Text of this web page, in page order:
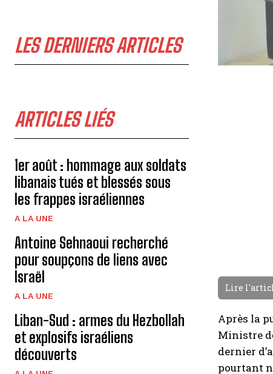
LES DERNIERS ARTICLES
ARTICLES LIÉS
1er août : hommage aux soldats
libanais tués et blessés sous
les frappes israéliennes
A LA UNE
Antoine Sehnaoui recherché
pour soupçons de liens avec
Israël
A LA UNE
Liban-Sud : armes du Hezbollah
et explosifs israéliens
découverts
Lire
Après la
Ministre
dernier
pourtant